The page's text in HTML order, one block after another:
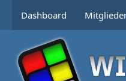
Dashboard